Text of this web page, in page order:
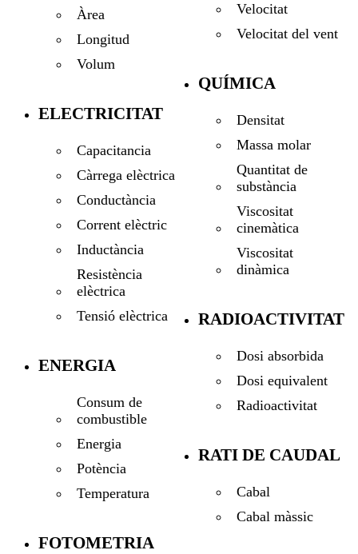
Àrea
Longitud
Volum
ELECTRICITAT
Capacitancia
Càrrega elèctrica
Conductància
Corrent elèctric
Inductància
Resistència
elèctrica
Tensió elèctrica
ENERGIA
Consum de
combustible
Energia
Potència
Temperatura
FOTOMETRIA
Velocitat
Velocitat del vent
QUÍMICA
Densitat
Massa molar
Quantitat de
substància
Viscositat
cinemàtica
Viscositat
dinàmica
RADIOACTIVITAT
Dosi absorbida
Dosi equivalent
Radioactivitat
RATI DE CAUDAL
Cabal
Cabal màssic